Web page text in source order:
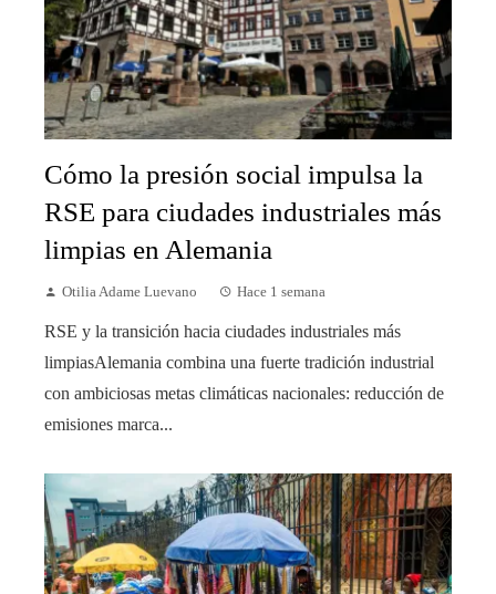
Cómo la presión social impulsa la
RSE para ciudades industriales más
limpias en Alemania
Otilia Adame Luevano Hace 1 semana
RSE y la transición hacia ciudades industriales más
limpiasAlemania combina una fuerte tradición industrial
con ambiciosas metas climáticas nacionales: reducción de
emisiones marca...